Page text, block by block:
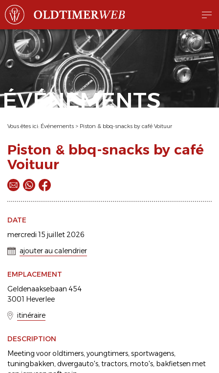
ÉVÉNEMENTS
Vous êtes ici: Événements > Piston & bbq-snacks by café Voituur
Piston & bbq-snacks by café
Voituur
DATE
mercredi 15 juillet 2026
ajouter au calendrier
EMPLACEMENT
Geldenaaksebaan 454
3001 Heverlee
itinéraire
DESCRIPTION
Meeting voor oldtimers, youngtimers, sportwagens,
tuningbakken, dwergauto's, tractors, moto's, bakfietsen met